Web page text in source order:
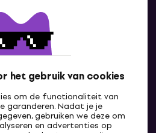
het gebruik van cookies
om de functionaliteit van
garanderen. Nadat je je
gebruiken we deze om
en advertenties op
met ons op